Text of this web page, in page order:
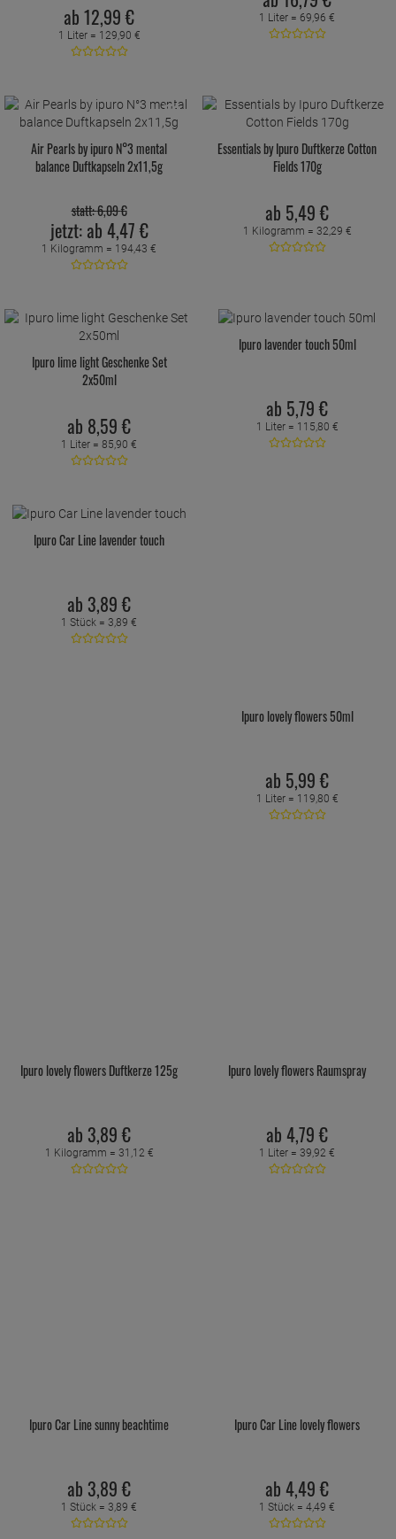
ab 12,99 €
1 Liter = 129,90 €
1 Liter = 69,96 €
Air Pearls by ipuro N°3 mental
balance Duftkapseln 2x11,5g
statt:6,09€
jetzt: ab 4,47 €
1 Kilogramm = 194,43 €
20 %
Essentials by Ipuro Duftkerze Cotton
Fields 170g
ab 5,49 €
1 Kilogramm = 32,29 €
Ipuro lime light Geschenke Set
2x50ml
ab 8,59 €
1 Liter = 85,90 €
Ipuro lavender touch 50ml
ab 5,79 €
1 Liter = 115,80 €
Ipuro Car Line lavender touch
ab 3,89 €
1 Stück = 3,89 €
Ipuro lovely flowers 50ml
ab 5,99 €
1 Liter = 119,80 €
Ipuro lovely flowers Duftkerze 125g
ab 3,89 €
1 Kilogramm = 31,12 €
Ipuro lovely flowers Raumspray
ab 4,79 €
1 Liter = 39,92 €
Ipuro Car Line sunny beachtime
ab 3,89 €
1 Stück = 3,89 €
Ipuro Car Line lovely flowers
ab 4,49 €
1 Stück = 4,49 €